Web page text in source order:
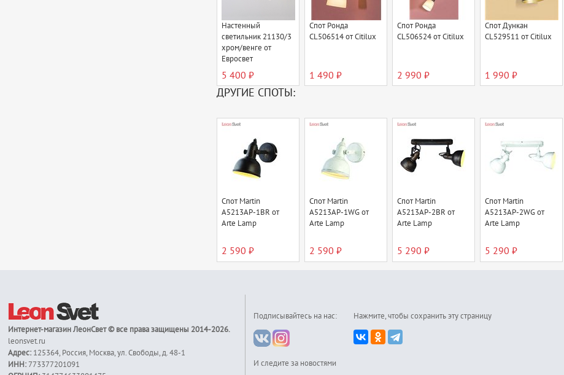
Настенный
светильник 21130/3
хром/венге от
Евросвет
5 400 ₽
Спот Ронда
CL506514 от Citilux
1 490 ₽
Спот Ронда
CL506524 от Citilux
2 990 ₽
Спот Дункан
CL529511 от Citilux
1 990 ₽
ДРУГИЕ СПОТЫ:
Спот Martin
A5213AP-1BR от
Arte Lamp
2 590 ₽
Спот Martin
A5213AP-1WG от
Arte Lamp
2 590 ₽
Спот Martin
A5213AP-2BR от
Arte Lamp
5 290 ₽
Спот Martin
A5213AP-2WG от
Arte Lamp
5 290 ₽
Интернет-магазинЛеонСвет© все права защищены 2014-2026.
leonsvet.ru
Адрес: 125364, Россия, Москва,ул. Свободы, д. 48-1
ИНН:773377201091
Подписывайтесь на нас:
И следите за новостями
Нажмите, чтобы сохранить эту страницу